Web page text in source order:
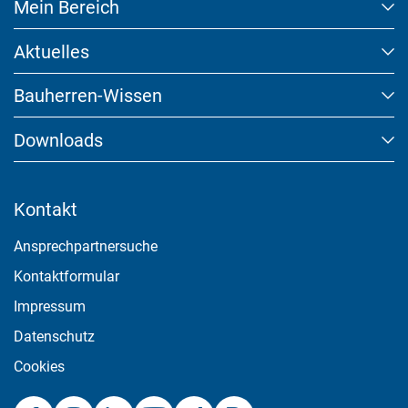
Kontakt
Ansprechpartnersuche
Kontaktformular
Impressum
Datenschutz
Cookies
Mein Bereich
Aktuelles
Bauherren-Wissen
Downloads
Marketing und Statistik
Marketing und Statistik Cookies werden verwendet, um
anonymes Tracking zu aktivieren. Hierbei werden können
anonymisierte Daten an eventuelle Drittanbieter weitergeleitet.
Impressum